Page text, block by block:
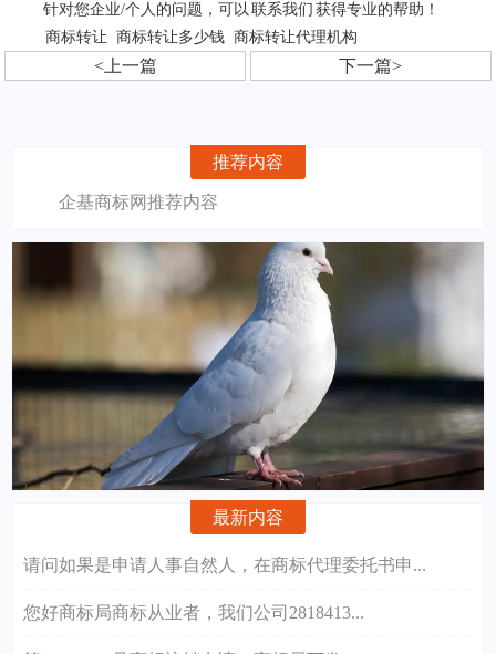
针对您企业/个人的问题，可以 联系我们 获得专业的帮助！
商标转让
商标转让多少钱 商标转让代理机构
<上一篇 下一篇>
推荐内容
企基商标网推荐内容
最新内容
请问如果是申请人事自然人，在商标代理委托书申...
您好商标局商标从业者，我们公司2818413...